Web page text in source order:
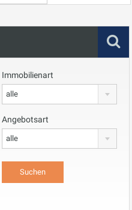
Immobilienart
alle
Angebotsart
alle